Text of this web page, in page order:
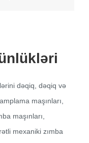
dəqiq, dəqiq və
maşınları,
maşınları,
mexaniki zımba